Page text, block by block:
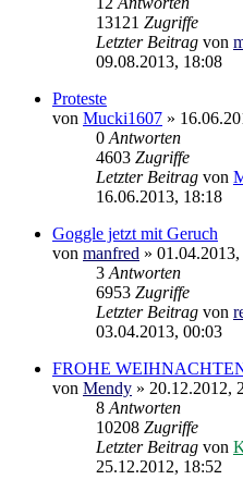
13121 Zugriffe
Letzter Beitrag von
09.08.2013, 18:08
Proteste
von Mucki1607 »
0 Antworten
4603 Zugriffe
Letzter Beitrag von
16.06.2013, 18:18
Goggle jetzt mit Geruch
von manfred »
3 Antworten
6953 Zugriffe
Letzter Beitrag von
03.04.2013, 00:03
FROHE
von Mendy » 20.12.2012,
8 Antworten
10208 Zugriffe
Letzter Beitrag von
25.12.2012, 18:52